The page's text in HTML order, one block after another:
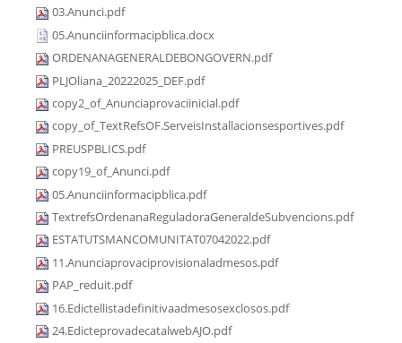
03.Anunci.pdf
05.Anunciinformacipblica.docx
ORDENANAGENERALDEBONGOVERN.pdf
PLJOliana_20222025_DEF.pdf
copy2_of_Anunciaprovaciinicial.pdf
copy_of_TextRefsOF.ServeisInstallacionsesportives.pdf
PREUSPBLICS.pdf
copy19_of_Anunci.pdf
05.Anunciinformacipblica.pdf
TextrefsOrdenanaReguladoraGeneraldeSubvencions.pdf
ESTATUTSMANCOMUNITAT07042022.pdf
11.Anunciaprovaciprovisionaladmesos.pdf
PAP_reduit.pdf
16.Edictellistadefinitivaadmesosexclosos.pdf
24.EdicteprovadecatalwebAJO.pdf